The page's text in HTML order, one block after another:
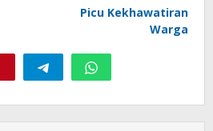
Picu Kekhawatiran
Warga